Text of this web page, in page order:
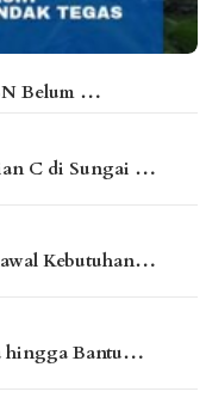
Belum …
C di Sungai …
Kebutuhan…
hingga Bantu…